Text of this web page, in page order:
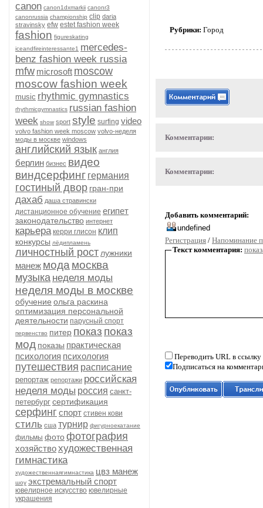
canon canon1dxmarkii canonr3
canonrussia championship clip daria
stravinsky efw estet fashion week
fashion figureskating
iceandfireinteressante1 mercedes-
benz fashion week russia
mfw microsoft moscow
moscow fashion week
music rhythmic gymnastics
rhythmicgymnastics russian fashion
week show sport style surfing video
volvo fashion week moscow volvo-неделя
моды в москве windows
английский язык англия
берлин бизнес видео
виндсерфинг германия
гостиный двор гран-при
дахаб даша стравински
дистанционное обучение египет
законодательство интернет
карьера керри глисон клип
конкурсы лёдипламень
личностный рост лужники
манеж мода москва
музыка неделя моды
неделя моды в москве
обучение ольга раскина
оптимизация персональной
деятельности парусный спорт
первенство питер показ показ
мод показы практическая
психология психология
путешествия расписание
репортаж репортажи российская
неделя моды россия санкт-
петербург сертификация
серфинг спорт стивен кови
стиль сша турнир фигурноекатание
фильмы фотофотография
хозяйствохудожественная
гимнастика
художественнаягимнастика цвз манеж
шоу экстремальный спорт
ювелирное искусство ювелирные
украшения
Рубрики: Город
Комментарии:
Комментарии:
Добавить комментарий:
Регистрация / Напоминание
Текст комментария:
Переводить URL в ссылку
Подписаться на